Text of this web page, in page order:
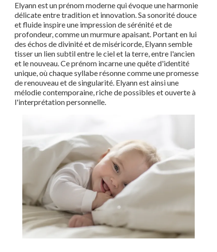
Elyann est un prénom moderne qui évoque une harmonie
délicate entre tradition et innovation. Sa sonorité douce
et fluide inspire une impression de sérénité et de
profondeur, comme un murmure apaisant. Portant en lui
des échos de divinité et de miséricorde, Elyann semble
tisser un lien subtil entre le ciel et la terre, entre l'ancien
et le nouveau. Ce prénom incarne une quête d'identité
unique, où chaque syllabe résonne comme une promesse
de renouveau et de singularité. Elyann est ainsi une
mélodie contemporaine, riche de possibles et ouverte à
l'interprétation personnelle.